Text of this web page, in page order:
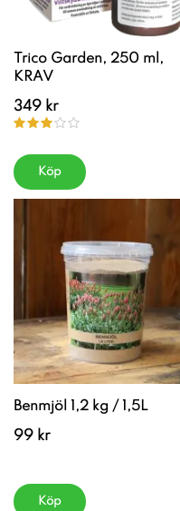
Trico Garden, 250 ml,
KRAV
349 kr
Köp
Benmjöl 1,2 kg / 1,5L
99 kr
Köp